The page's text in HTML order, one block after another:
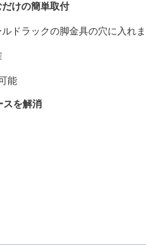
けの簡単取付
ドラックの脚金具の穴に入れま
能
スを解消